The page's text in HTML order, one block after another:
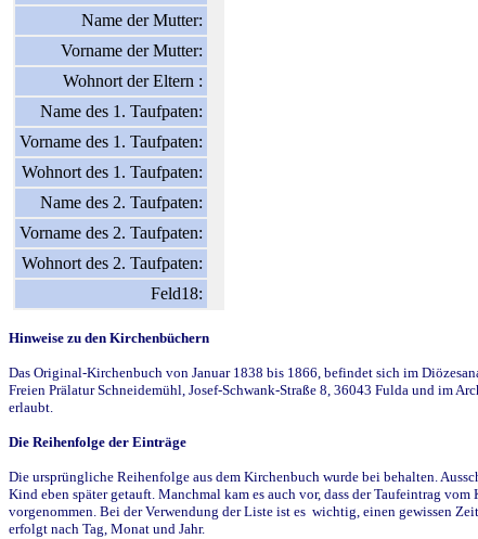
Name der Mutter:
Vorname der Mutter:
Wohnort der Eltern :
Name des 1. Taufpaten:
Vorname des 1. Taufpaten:
Wohnort des 1. Taufpaten:
Name des 2. Taufpaten:
Vorname des 2. Taufpaten:
Wohnort des 2. Taufpaten:
Feld18:
Hinweise zu den Kirchenbüchern
Das Original-Kirchenbuch von Januar 1838 bis 1866, befindet sich im
Freien Prälatur Schneidemühl, Josef-Schwank-Straße 8, 36043 Fulda und im
erlaubt.
Die Reihenfolge der Einträge
Die ursprüngliche Reihenfolge aus dem Kirchenbuch wurde bei behalten.
Kind eben später getauft. Manchmal kam es auch vor, dass der Taufeintrag
vorgenommen. Bei der Verwendung der Liste ist es wichtig, einen gewissen
erfolgt nach Tag, Monat und Jahr.